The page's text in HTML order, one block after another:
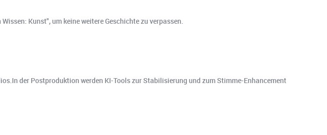
Kunst", um keine weitere Geschichte zu verpassen.
der Postproduktion werden KI-Tools zur Stabilisierung und zum Stimme-Enhancement